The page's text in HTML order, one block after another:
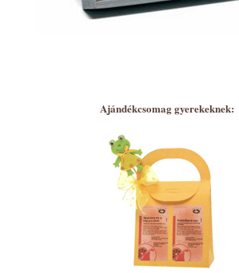
Ajándékcsomag gyerekeknek: